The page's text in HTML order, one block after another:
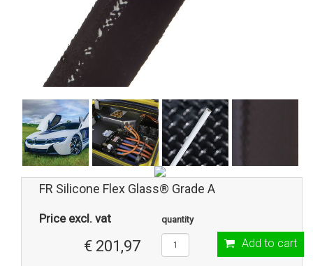
FR Silicone Flex Glass® Grade A
Price excl. vat
€ 201,97
quantity
Add to cart